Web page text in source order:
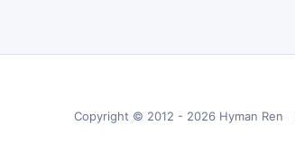
Copyright © 2012 - 2026 Hyman Ren